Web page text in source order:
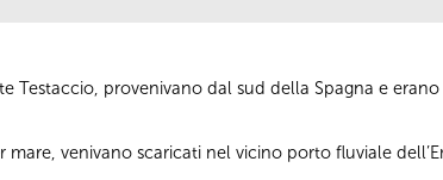
Testaccio, provenivano dal sud della Spagna e
venivano scaricati nel vicino porto fluviale